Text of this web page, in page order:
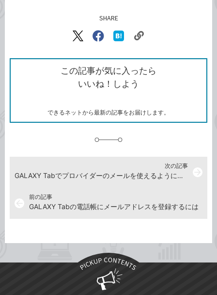
SHARE
X（旧
で
シ
ェ
ア
Facebook
シ
ェ
ア
な
ブ
ッ
ク
ク
ク
を
コ
この記事が気に入ったら
いいね！しよう
できるネットから最新の記事をお届けします。
前の記事
GALAXY Tabの電話帳にメールアドレスを登録するには
次の記事
GALAXY Tabでプロバイダーのメールを使えるようにするには